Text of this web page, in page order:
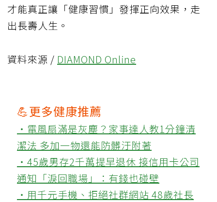
才能真正讓「健康習慣」發揮正向效果，走
出長壽人生。
資料來源 / DIAMOND Online
💪更多健康推薦
‧電風扇滿是灰塵？家事達人教1分鐘清
潔法 多加一物還能防髒汙附著
‧45歲男存2千萬提早退休 接信用卡公司
通知「淚回職場」：有錢也碰壁
‧用千元手機、拒絕社群網站 48歲社長